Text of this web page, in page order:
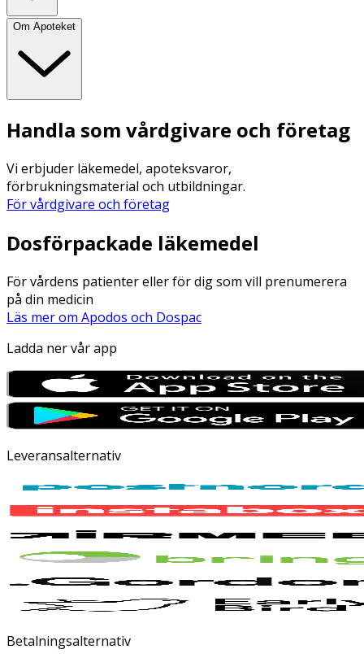
Om Apoteket
Handla som vårdgivare och företag
Vi erbjuder läkemedel, apoteksvaror,
förbrukningsmaterial och utbildningar.
För vårdgivare och företag
Dosförpackade läkemedel
För vårdens patienter eller för dig som vill prenumerera
på din medicin
Läs mer om Apodos och Dospac
Ladda ner vår app
Leveransalternativ
Betalningsalternativ